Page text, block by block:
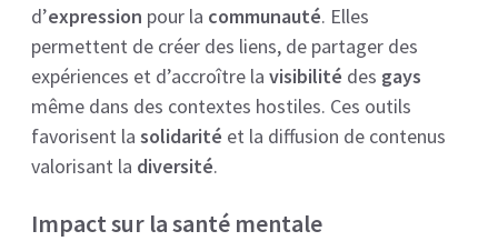
d’expression pour la communauté. Elles
permettent de créer des liens, de partager des
expériences et d’accroître la visibilité des gays
même dans des contextes hostiles. Ces outils
favorisent la solidarité et la diffusion de contenus
valorisant la diversité.
Impact sur la santé mentale